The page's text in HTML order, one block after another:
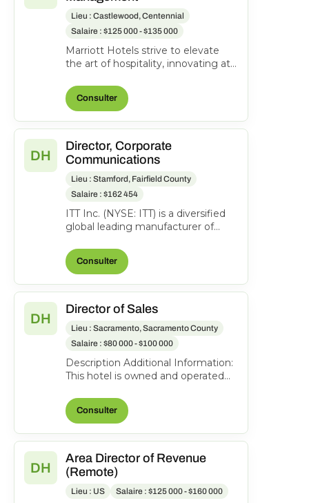
Lieu : Castlewood, Centennial
Salaire : $125 000 - $135 000
Marriott Hotels strive to elevate
the art of hospitality, innovating at
the comfort o...
Consulter
DH
Director, Corporate
Communications
Lieu : Stamford, Fairfield County
Salaire : $162 454
ITT Inc. (NYSE: ITT) is a diversified
global leading manufacturer of
components and custom...
Consulter
DH
Director of Sales
Lieu : Sacramento, Sacramento County
Salaire : $80 000 - $100 000
Description Additional Information:
This hotel is owned and operated
Kalthia Group Hote...
Consulter
DH
Area Director of Revenue
(Remote)
Lieu : US Salaire : $125 000 - $160 000